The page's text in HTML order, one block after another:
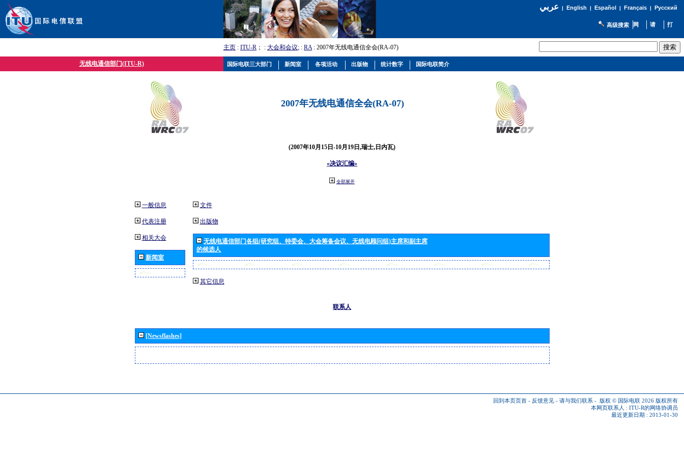
عربي| English | Español | Français| Русский
高级搜索
主页 : ITU-R ； : 大会和会议; : RA: 2007年无线电通信全会(RA-07)
无线电通信部门(ITU-R)
2007年无线电通信全会(RA-07)
(2007年10月15日-10月19日,瑞士,日内瓦)
«决议汇编»
全部展开
一般信息
代表注册
相关大会
新闻室
文件
出版物
无线电通信部门各组(研究组、特委会、大会筹备会议、无线电顾问组)主席和副主席
的候选人
其它信息
联系人
[Newsflashes]
回到本页页首 - 反馈意见 - 请与我们联系 - 版权 © 国际电联 2026 版权所有
本网页联系人 : ITU-R的网络协调员
最近更新日期 : 2013-01-30
国际电联三大部门 新闻室 各项活动 出版物 统计数字 国际电联简介